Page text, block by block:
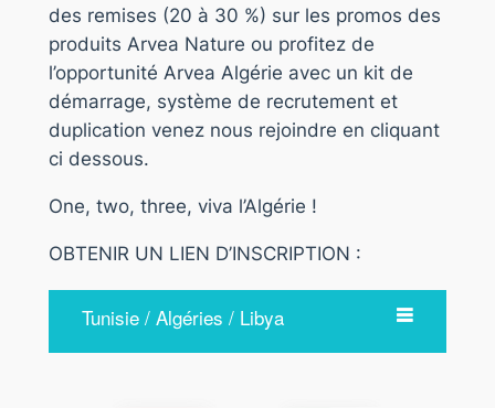
des remises (20 à 30 %) sur les promos des
produits Arvea Nature ou profitez de
l’opportunité Arvea Algérie avec un kit de
démarrage, système de recrutement et
duplication venez nous rejoindre en cliquant
ci dessous.
One, two, three, viva l’Algérie !
OBTENIR UN LIEN D’INSCRIPTION :
Tunisie / Algéries / Libya